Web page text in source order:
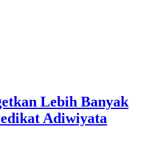
Lebih Banyak
Adiwiyata